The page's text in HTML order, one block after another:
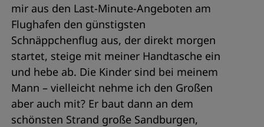
mir aus den Last-Minute-Angeboten am
Flughafen den günstigsten
Schnäppchenflug aus, der direkt morgen
startet, steige mit meiner Handtasche ein
und hebe ab. Die Kinder sind bei meinem
Mann – vielleicht nehme ich den Großen
aber auch mit? Er baut dann an dem
schönsten Strand große Sandburgen,